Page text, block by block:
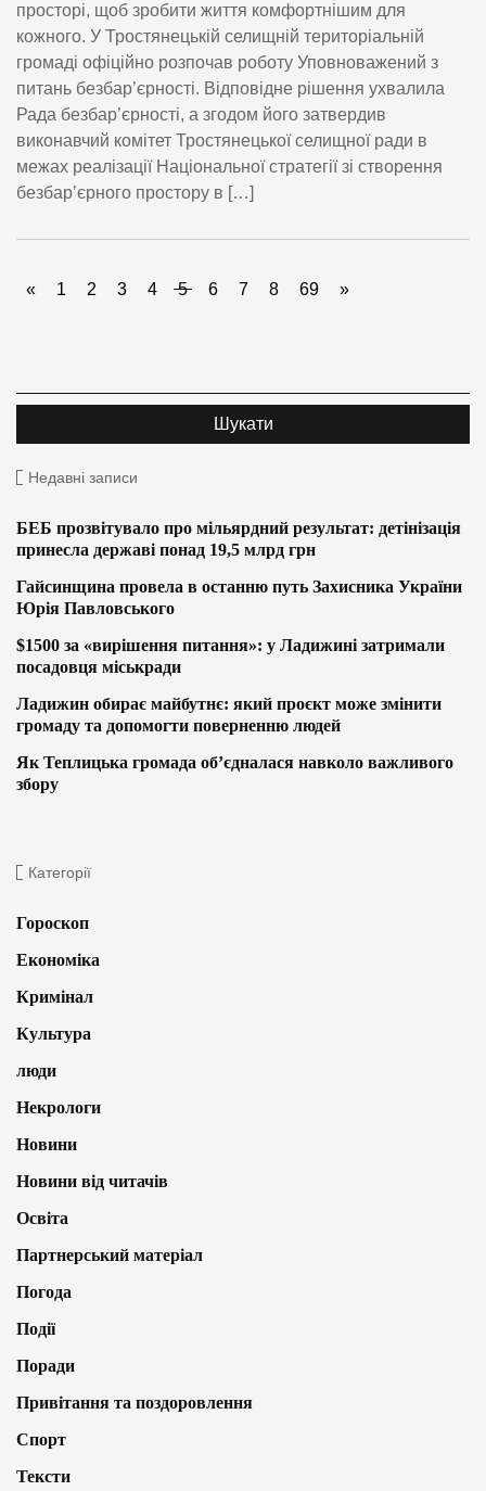
просторі, щоб зробити життя комфортнішим для
кожного. У Тростянецькій селищній територіальній
громаді офіційно розпочав роботу Уповноважений з
питань безбар’єрності. Відповідне рішення ухвалила
Рада безбар’єрності, а згодом його затвердив
виконавчий комітет Тростянецької селищної ради в
межах реалізації Національної стратегії зі створення
безбар’єрного простору в […]
« 1 2 3 4 5 6 7 8 69 »
Недавні записи
БЕБ прозвітувало про мільярдний результат: детінізація
принесла державі понад 19,5 млрд грн
Гайсинщина провела в останню путь Захисника України
Юрія Павловського
$1500 за «вирішення питання»: у Ладижині затримали
посадовця міськради
Ладижин обирає майбутнє: який проєкт може змінити
громаду та допомогти поверненню людей
Як Теплицька громада об’єдналася навколо важливого
збору
Категорії
Гороскоп
Економіка
Кримінал
Культура
люди
Некрологи
Новини
Новини від читачів
Освіта
Партнерський матеріал
Погода
Події
Поради
Привітання та поздоровлення
Спорт
Тексти